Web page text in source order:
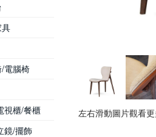
電腦椅
視櫃/餐櫃
鏡/擺飾
左右滑動圖片觀看